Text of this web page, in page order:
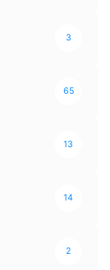
3
65
13
14
2